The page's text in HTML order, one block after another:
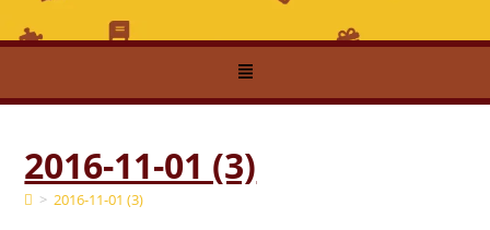
2016-11-01 (3)
> 2016-11-01 (3)